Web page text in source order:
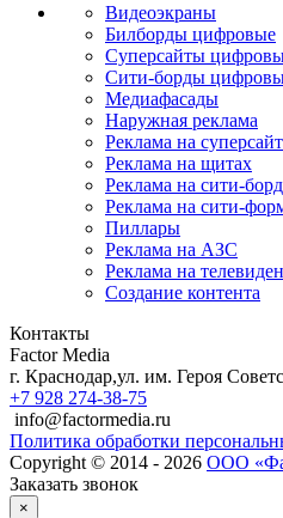
Видеоэкраны
Билборды цифровые
Суперсайты
Сити-борды
Медиафасады
Наружная реклама
Реклама на
Реклама на щитах
Реклама на сити-
Реклама на сити-
Пиллары
Реклама на АЗС
Реклама на
Создание контента
Контакты
Factor Media
г. Краснодар,ул. им. Героя
+7 928 274-38-75
info@factormedia.ru
Политика обработки
Copyright © 2014 - 2026 ООО
Заказать звонок
×